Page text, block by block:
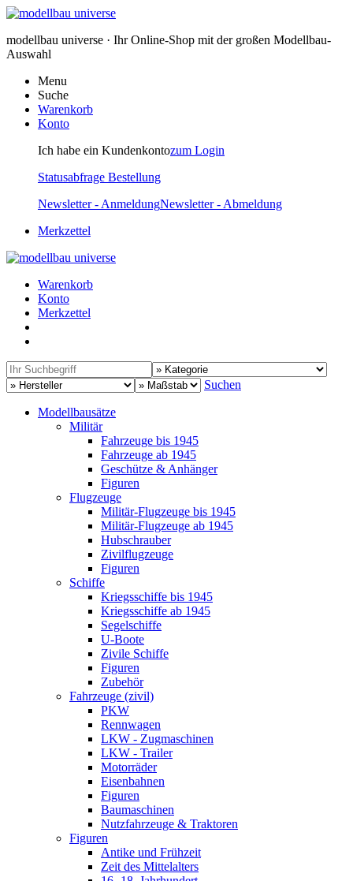
modellbau universe · Ihr Online-Shop mit der großen Modellbau-
Auswahl
Menu
Suche
Warenkorb
Konto
Ich habe ein Kundenkontozum Login
Statusabfrage Bestellung
Newsletter - AnmeldungNewsletter - Abmeldung
Merkzettel
Warenkorb
Konto
Merkzettel
Suchen
Modellbausätze
Militär
Fahrzeuge bis 1945
Fahrzeuge ab 1945
Geschütze & Anhänger
Figuren
Flugzeuge
Militär-Flugzeuge bis 1945
Militär-Flugzeuge ab 1945
Hubschrauber
Zivilflugzeuge
Figuren
Schiffe
Kriegsschiffe bis 1945
Kriegsschiffe ab 1945
Segelschiffe
U-Boote
Zivile Schiffe
Figuren
Zubehör
Fahrzeuge (zivil)
PKW
Rennwagen
LKW - Zugmaschinen
LKW - Trailer
Motorräder
Eisenbahnen
Figuren
Baumaschinen
Nutzfahrzeuge & Traktoren
Figuren
Antike und Frühzeit
Zeit des Mittelalters